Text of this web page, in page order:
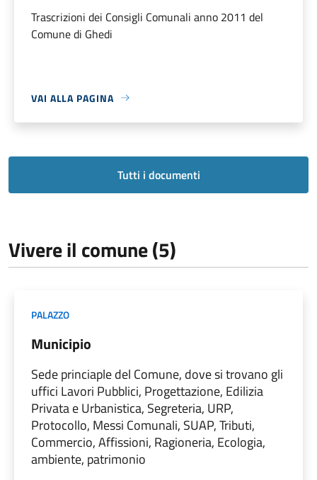
Trascrizioni dei Consigli Comunali anno 2011 del
Comune di Ghedi
VAI ALLA PAGINA
Tutti i documenti
Vivere il comune (5)
PALAZZO
Municipio
Sede princiaple del Comune, dove si trovano gli
uffici Lavori Pubblici, Progettazione, Edilizia
Privata e Urbanistica, Segreteria, URP,
Protocollo, Messi Comunali, SUAP, Tributi,
Commercio, Affissioni, Ragioneria, Ecologia,
ambiente, patrimonio